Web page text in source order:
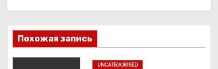
п
о
з
Похожая запись
UNCATEGORISED